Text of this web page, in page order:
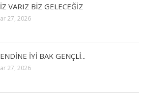
VARIZ BİZ GELECEĞİZ
27, 2026
İYİ BAK GENÇLİ...
27, 2026